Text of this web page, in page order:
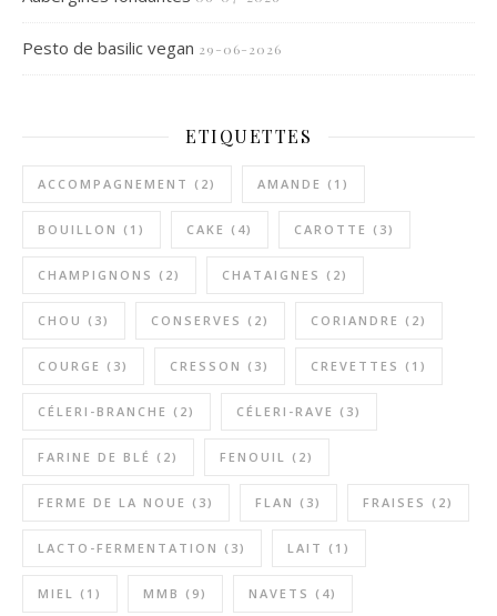
Pesto de basilic vegan 29-06-2026
ETIQUETTES
ACCOMPAGNEMENT (2) AMANDE (1)
BOUILLON (1) CAKE (4) CAROTTE (3)
CHAMPIGNONS (2) CHATAIGNES (2)
CHOU (3) CONSERVES (2) CORIANDRE (2)
COURGE (3) CRESSON (3) CREVETTES (1)
CÉLERI-BRANCHE (2) CÉLERI-RAVE (3)
FARINE DE BLÉ (2) FENOUIL (2)
FERME DE LA NOUE (3) FLAN (3) FRAISES (2)
LACTO-FERMENTATION (3) LAIT (1)
MIEL (1) MMB (9) NAVETS (4)